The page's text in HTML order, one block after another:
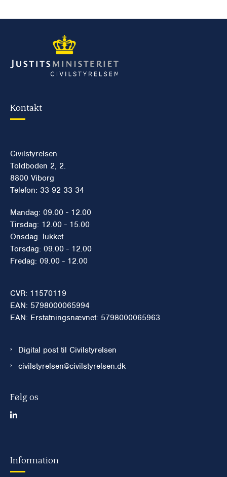
Kontakt
Civilstyrelsen
Toldboden 2, 2.
8800 Viborg
Telefon: 33 92 33 34
Mandag: 09.00 - 12.00
Tirsdag: 12.00 - 15.00
Onsdag: lukket
Torsdag: 09.00 - 12.00
Fredag: 09.00 - 12.00
CVR: 11570119
EAN: 5798000065994
EAN: Erstatningsnævnet: 5798000065963
Digital post til Civilstyrelsen
civilstyrelsen@civilstyrelsen.dk
Følg os
Information